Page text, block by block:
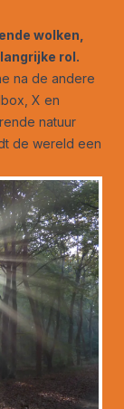
wolken,
rol.
na de andere
X en
natuur
de wereld een